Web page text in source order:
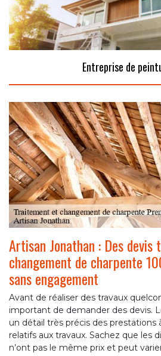
Entreprise de
Artisan Jonathan : Des
changement de charpente
sans engagement
Avant de réaliser des travaux
important de demander des devis.
un détail très précis des prestations
relatifs aux travaux. Sachez que les
n’ont pas le même prix et peut